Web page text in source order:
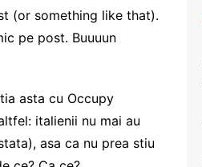
(or something like that).
pe post. Buuuun
asta cu Occupy
italienii nu mai au
asa ca nu prea stiu